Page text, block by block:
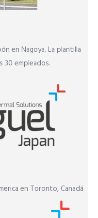
en Nagoya. La plantilla
30 empleados.
en Toronto, Canadá